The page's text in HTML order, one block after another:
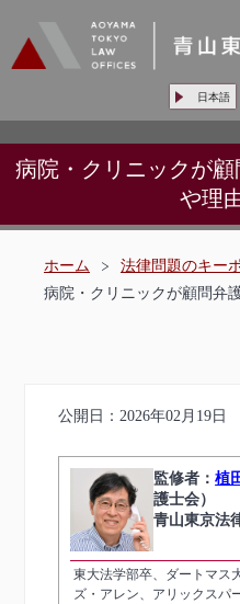
日本語
病院・クリニックが
や理
ホーム > 法律問題のキー
病院・クリニックが顧問弁
公開日： 2026年02月19日
監修者：植
護士会）
青山東京法
東大法学部卒、ダートマス
ズ・アレン、アリックスパ